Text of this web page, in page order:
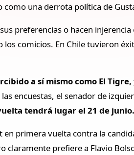
una derrota política de
preferencias o hacen
comicios. En Chile tuvieron
a sí mismo como El
encuestas, el senador de
tendrá lugar el 21 de junio.
primera vuelta contra la
claramente prefiere a Flavio